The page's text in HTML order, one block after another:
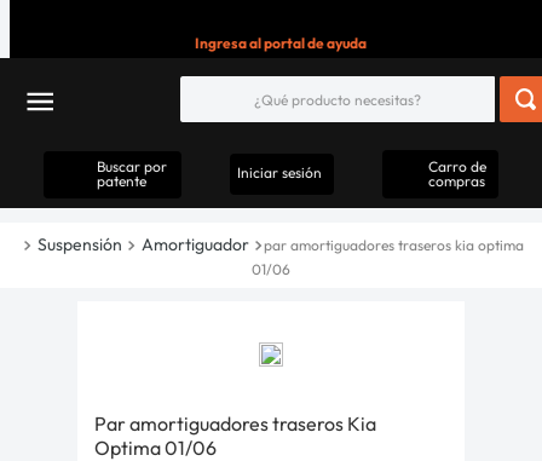
Ingresa al portal de ayuda
Buscar por
patente
Iniciar sesión
Carro de
compras
Suspensión Amortiguador
par amortiguadores traseros kia optima
01/06
Par amortiguadores traseros Kia
Optima 01/06